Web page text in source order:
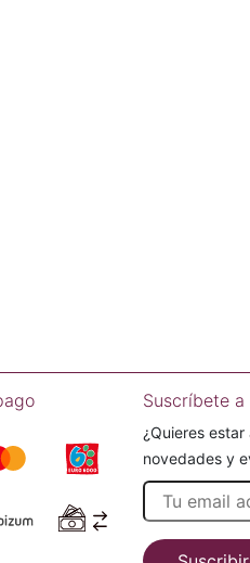
Suscríbete
¿Quieres
novedades y